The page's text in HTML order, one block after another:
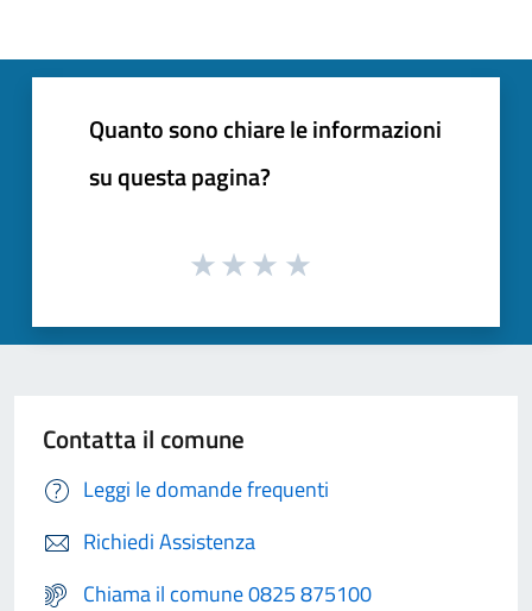
Quanto sono chiare le informazioni
su questa pagina?
Contatta il comune
Leggi le domande frequenti
Richiedi Assistenza
Chiama il comune 0825 875100